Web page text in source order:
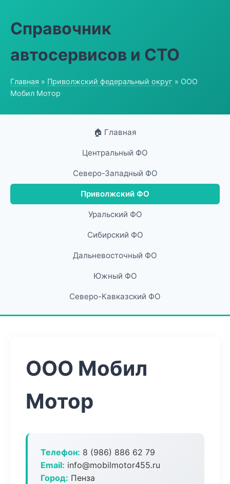
Справочник
автосервисов и СТО
Главная » Приволжский федеральный округ » ООО
Мобил Мотор
🏠 Главная
Центральный ФО
Северо-Западный ФО
Приволжский ФО
Уральский ФО
Сибирский ФО
Дальневосточный ФО
Южный ФО
Северо-Кавказский ФО
ООО Мобил
Мотор
Телефон: 8 (986) 886 62 79
Email: info@mobilmotor455.ru
Город: Пенза